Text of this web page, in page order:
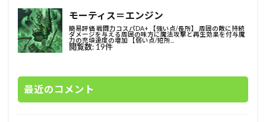
最近のコメント